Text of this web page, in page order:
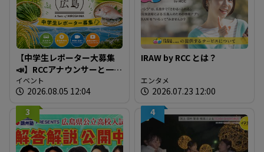
【中学生レポーター大募集
📣】RCCアナウンサーと一緒
に「広島の食」の現場を取
材しよう！
イベント
2026.08.05 12:04
IRAW by RCC とは？
エンタメ
2026.07.23 12:00
3
4